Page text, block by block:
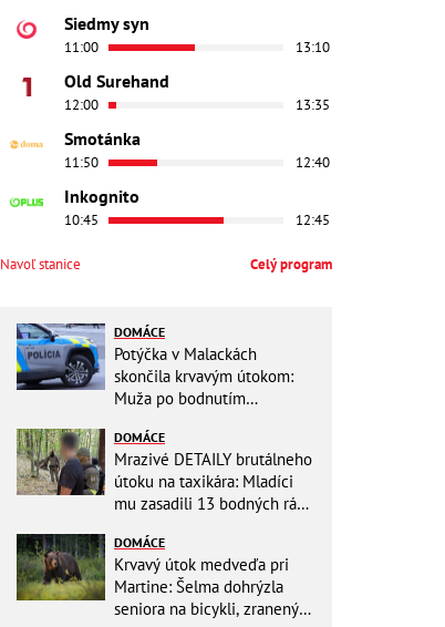
Siedmy syn
11:00 13:10
Old Surehand
12:00 13:35
Smotánka
11:50 12:40
Inkognito
10:45 12:45
Navoľ stanice Celý program
DOMÁCE
Potýčka v Malackách
skončila krvavým útokom:
Muža po bodnutím
odviezli do nemocnice
DOMÁCE
Mrazivé DETAILY brutálneho
útoku na taxikára: Mladíci
mu zasadili 13 bodných rán!
DOMÁCE
Krvavý útok medveďa pri
Martine: Šelma dohrýzla
seniora na bicykli, zranený